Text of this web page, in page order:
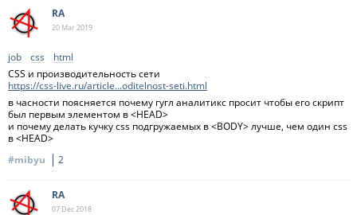
RA
20 Mar2019
job css
html
CSS и производительность сети
https://css-live.ru/article...oditelnost-seti.html
в часности поясняется почему гугл аналитикс просит чтобы его скрипт
был первым элементом в <HEAD>
и почему делать кучку css подгружаемых в <BODY> лучше, чем один css
в <HEAD>
#mibyu
2
RA
07 Dec2018